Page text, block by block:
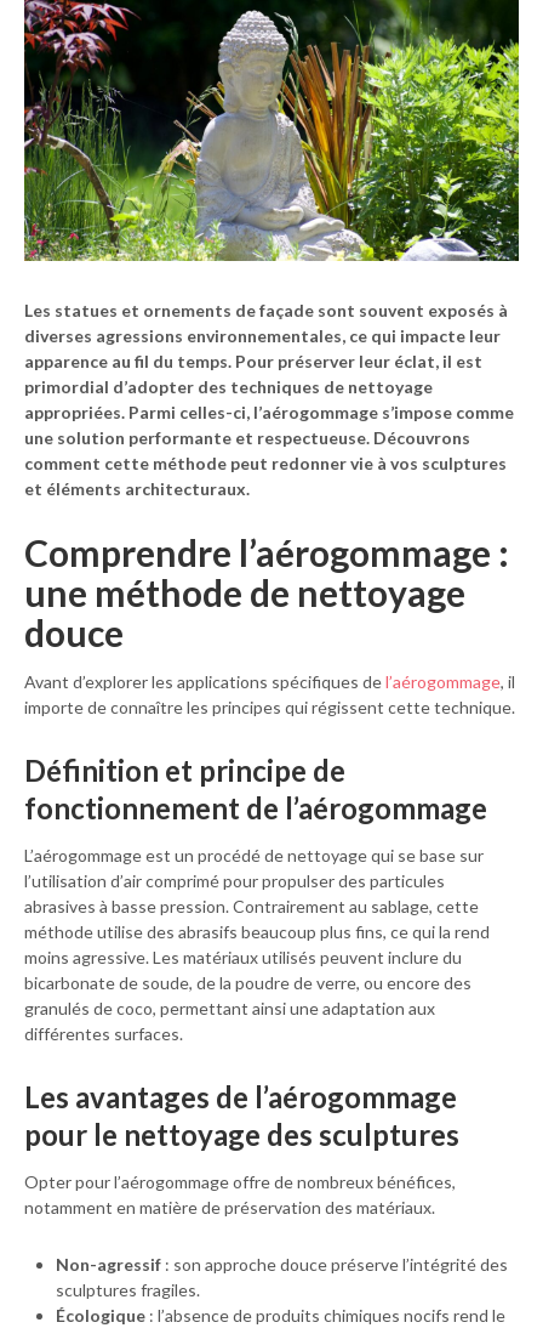
Les statues et ornements de façade sont souvent exposés à
diverses agressions environnementales, ce qui impacte leur
apparence au fil du temps. Pour préserver leur éclat, il est
primordial d’adopter des techniques de nettoyage
appropriées. Parmi celles-ci, l’aérogommage s’impose comme
une solution performante et respectueuse. Découvrons
comment cette méthode peut redonner vie à vos sculptures
et éléments architecturaux.
Comprendre l’aérogommage :
une méthode de nettoyage
douce
Avant d’explorer les applications spécifiques del’aérogommage, il
importe de connaître les principes qui régissent cette technique.
Définition et principe de
fonctionnement de l’aérogommage
L’aérogommage est un procédé de nettoyage qui se base sur
l’utilisation d’air comprimé pour propulser des particules
abrasives à basse pression. Contrairement au sablage, cette
méthode utilise des abrasifs beaucoup plus fins, ce qui la rend
moins agressive. Les matériaux utilisés peuvent inclure du
bicarbonate de soude, de la poudre de verre, ou encore des
granulés de coco, permettant ainsi une adaptation aux
différentes surfaces.
Les avantages de l’aérogommage
pour le nettoyage des sculptures
Opter pour l’aérogommage offre de nombreux bénéfices,
notamment en matière de préservation des matériaux.
Non-agressif : son approche douce préserve l’intégrité des
sculptures fragiles.
Écologique : l’absence de produits chimiques nocifs rend le